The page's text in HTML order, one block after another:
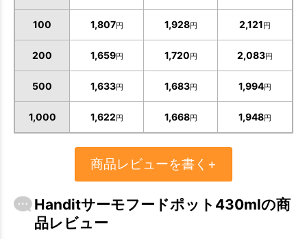
100 1,807円 1,928円 2,121円
200 1,659円 1,720円 2,083円
500 1,633円 1,683円 1,994円
1,000 1,622円 1,668円 1,948円
商品レビューを書く+
Handitサーモフードポット430mlの商
品レビュー